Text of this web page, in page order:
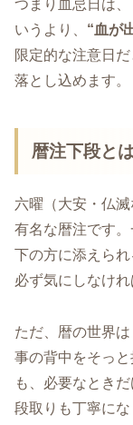
つまり血忌日は
いうより、 “血が
限定的な注意日
落とし込めます。
暦注下段と
六曜（大安・仏
有名な暦注です
下の方に添えら
必ず気にしなけ
ただ、暦の世界
事の背中をそっ
も、必要なとき
段取りも丁寧にな